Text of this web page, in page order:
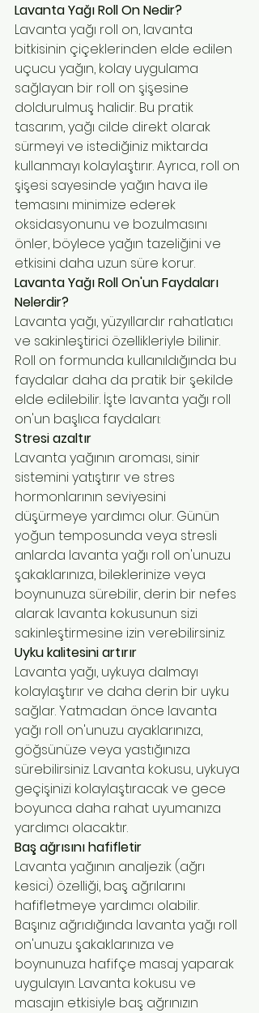
Lavanta Yağı Roll On Nedir?
Lavanta yağı roll on, lavanta
bitkisinin çiçeklerinden elde edilen
uçucu yağın, kolay uygulama
sağlayan bir roll on şişesine
doldurulmuş halidir. Bu pratik
tasarım, yağı cilde direkt olarak
sürmeyi ve istediğiniz miktarda
kullanmayı kolaylaştırır. Ayrıca, roll on
şişesi sayesinde yağın hava ile
temasını minimize ederek
oksidasyonunu ve bozulmasını
önler, böylece yağın tazeliğini ve
etkisini daha uzun süre korur.
Lavanta Yağı Roll On'un Faydaları
Nelerdir?
Lavanta yağı, yüzyıllardır rahatlatıcı
ve sakinleştirici özellikleriyle bilinir.
Roll on formunda kullanıldığında bu
faydalar daha da pratik bir şekilde
elde edilebilir. İşte lavanta yağı roll
on'un başlıca faydaları:
Stresi azaltır
Lavanta yağının aroması, sinir
sistemini yatıştırır ve stres
hormonlarının seviyesini
düşürmeye yardımcı olur. Günün
yoğun temposunda veya stresli
anlarda lavanta yağı roll on'unuzu
şakaklarınıza, bileklerinize veya
boynunuza sürebilir, derin bir nefes
alarak lavanta kokusunun sizi
sakinleştirmesine izin verebilirsiniz.
Uyku kalitesini artırır
Lavanta yağı, uykuya dalmayı
kolaylaştırır ve daha derin bir uyku
sağlar. Yatmadan önce lavanta
yağı roll on'unuzu ayaklarınıza,
göğsünüze veya yastığınıza
sürebilirsiniz. Lavanta kokusu, uykuya
geçişinizi kolaylaştıracak ve gece
boyunca daha rahat uyumanıza
yardımcı olacaktır.
Baş ağrısını hafifletir
Lavanta yağının analjezik (ağrı
kesici) özelliği, baş ağrılarını
hafifletmeye yardımcı olabilir.
Başınız ağrıdığında lavanta yağı roll
on'unuzu şakaklarınıza ve
boynunuza hafifçe masaj yaparak
uygulayın. Lavanta kokusu ve
masajın etkisiyle baş ağrınızın